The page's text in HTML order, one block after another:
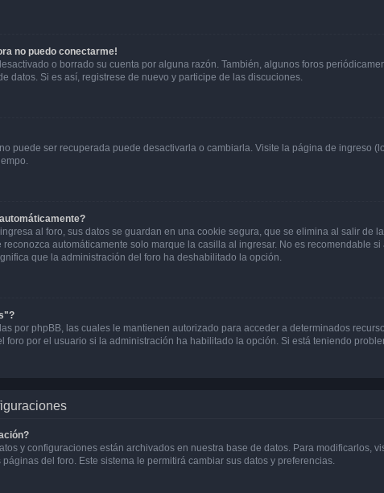
no puedo conectarme!
o borrado su cuenta por alguna razón. También, algunos foros
datos. Si es así, registrese de nuevo y participe de las discuciones.
puede ser recuperada puede desactivarla o cambiarla. Visite la página de ingreso
al foro, sus datos se guardan en una cookie segura, que se elimina al salir de
automáticamente solo marque la casilla al ingresar. No es recomendable
que la administración del foro ha deshabilitado la opción.
por phpBB, las cuales le mantienen autorizado para acceder a determinados
foro por el usuario si la administración ha habilitado la opción. Si está teniendo
y configuraciones están archivados en nuestra base de datos. Para modificarlos,
del foro. Este sistema le permitirá cambiar sus datos y preferencias.